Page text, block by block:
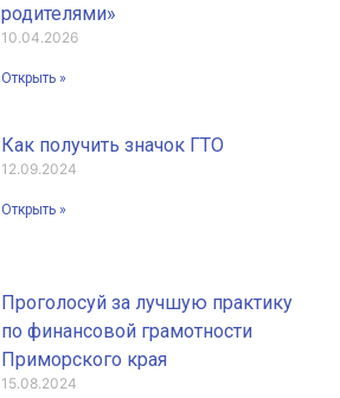
родителями»
10.04.2026
Открыть »
Как получить значок ГТО
12.09.2024
Открыть »
Проголосуй за лучшую практику
по финансовой грамотности
Приморского края
15.08.2024